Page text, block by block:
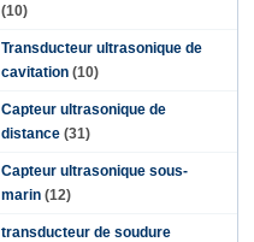
(10)
Transducteur ultrasonique de
cavitation (10)
Capteur ultrasonique de
distance (31)
Capteur ultrasonique sous-
marin (12)
transducteur de soudure